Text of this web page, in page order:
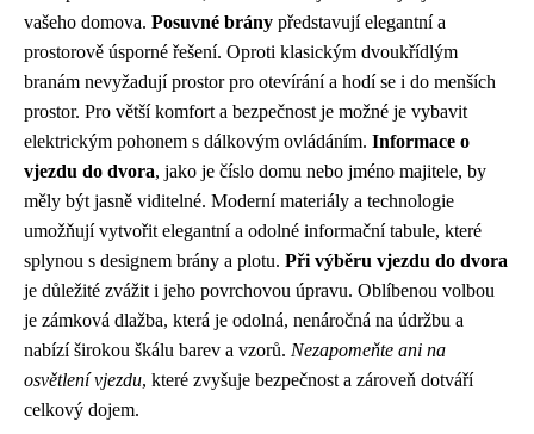
vašeho domova. Posuvné brány představují elegantní a
prostorově úsporné řešení. Oproti klasickým dvoukřídlým
branám nevyžadují prostor pro otevírání a hodí se i do menších
prostor. Pro větší komfort a bezpečnost je možné je vybavit
elektrickým pohonem s dálkovým ovládáním. Informace o
vjezdu do dvora, jako je číslo domu nebo jméno majitele, by
měly být jasně viditelné. Moderní materiály a technologie
umožňují vytvořit elegantní a odolné informační tabule, které
splynou s designem brány a plotu. Při výběru vjezdu do dvora
je důležité zvážit i jeho povrchovou úpravu. Oblíbenou volbou
je zámková dlažba, která je odolná, nenáročná na údržbu a
nabízí širokou škálu barev a vzorů. Nezapomeňte ani na
osvětlení vjezdu, které zvyšuje bezpečnost a zároveň dotváří
celkový dojem.